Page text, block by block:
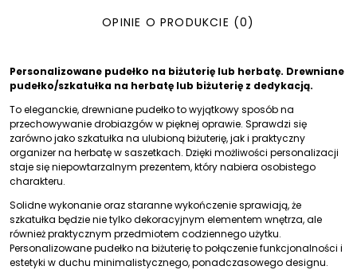
OPINIE O PRODUKCIE (0)
Personalizowane pudełko na biżuterię lub herbatę. Drewniane
pudełko/szkatułka na herbatę lub biżuterię z dedykacją.
To eleganckie, drewniane pudełko to wyjątkowy sposób na
przechowywanie drobiazgów w pięknej oprawie. Sprawdzi się
zarówno jako szkatułka na ulubioną biżuterię, jak i praktyczny
organizer na herbatę w saszetkach. Dzięki możliwości personalizacji
staje się niepowtarzalnym prezentem, który nabiera osobistego
charakteru.
Solidne wykonanie oraz staranne wykończenie sprawiają, że
szkatułka będzie nie tylko dekoracyjnym elementem wnętrza, ale
również praktycznym przedmiotem codziennego użytku.
Personalizowane pudełko na biżuterię to połączenie funkcjonalności i
estetyki w duchu minimalistycznego, ponadczasowego designu.